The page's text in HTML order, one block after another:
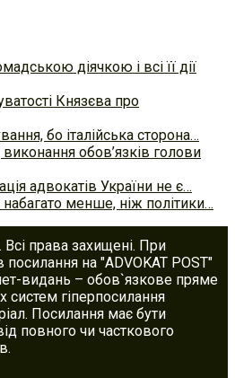
діячкою і всі її дії
Князєва про
бо італійська сторона…
виконання обов’язків голови
адвокатів України не є…
набагато менше, ніж політики…
права захищені. При
посилання на "ADVOKAT POST"
видань – обов`язкове пряме
систем гіперпосилання
Посилання має бути
повного чи часткового